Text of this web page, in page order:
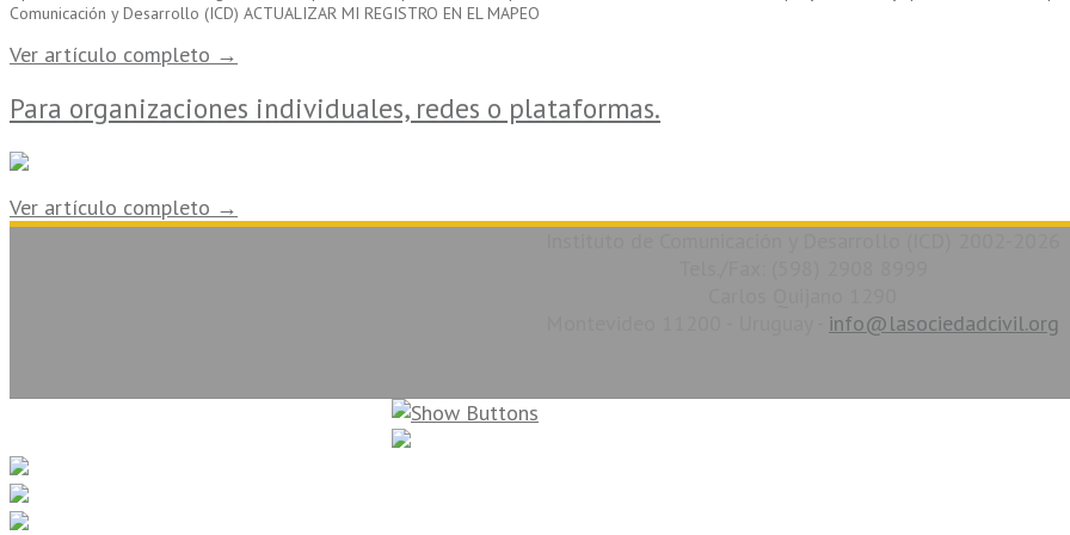
Comunicación y Desarrollo (ICD) ACTUALIZAR MI REGISTRO EN EL MAPEO
Ver artículo completo →
Para organizaciones individuales, redes o plataformas.
Ver artículo completo →
info@lasociedadcivil.org